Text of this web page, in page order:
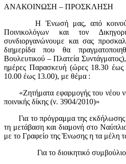
ΑΝΑΚΟΙΝΩΣΗ – ΠΡΟΣΚΛΗΣΗ
Η Ένωσή μας, από κοινού
Ποινικολόγων και τον
συνδιοργανώνουμε και σας
διημερίδα που θα
Βουλευτικού – Πλατεία
ημέρες Παρασκευή (ώρες 18.30
10.00 έως 13.00), με θέμα :
«Ζητήματα εφαρμογής του νέου
ποινικής δίκης (ν. 3904/2010)»
Για το πρόγραμμα της εκδήλωσης
τη μετάβαση και διαμονή στο
με το Γραφείο της Ένωσης η τα μέλη
Για το διοικητικό συμβούλιο